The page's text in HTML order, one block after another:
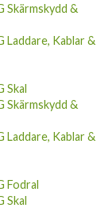
Skärmskydd &
Laddare, Kablar &
Skal
Skärmskydd &
Laddare, Kablar &
Fodral
Skal